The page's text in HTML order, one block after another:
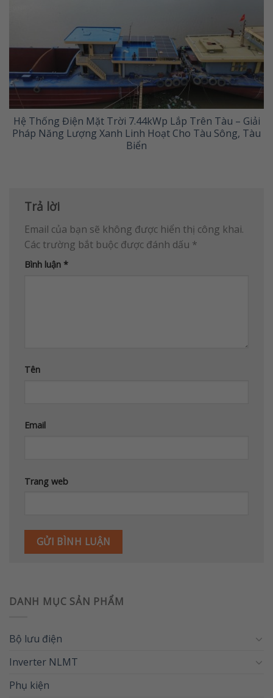
Hệ Thống Điện Mặt Trời 7.44kWp Lắp Trên Tàu – Giải
Pháp Năng Lượng Xanh Linh Hoạt Cho Tàu Sông, Tàu
Biển
Trả lời
Email của bạn sẽ không được hiển thị công khai.
Các trường bắt buộc được đánh dấu *
Bình luận *
Tên
Email
Trang web
DANH MỤC SẢN PHẨM
Bộ lưu điện
Inverter NLMT
Phụ kiện